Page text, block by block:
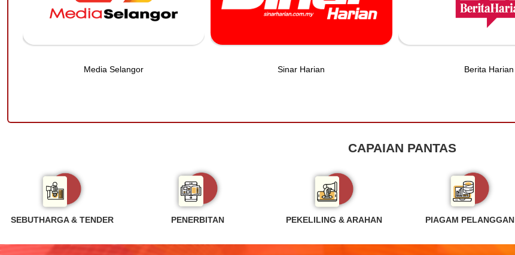
Media Selangor Sinar Harian Berita Harian
CAPAIAN PANTAS
SEBUTHARGA & TENDER PENERBITAN PEKELILING & ARAHAN PIAGAM PELANGGAN